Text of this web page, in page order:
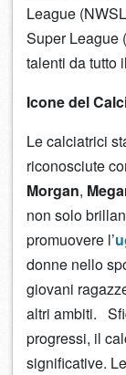
League
Super League
talenti da tutto
Icone del
Le calciatrici
riconosciute
Morgan,
non solo
promuovere l’
donne nello
giovani
altri ambiti.
progressi, il
significative.